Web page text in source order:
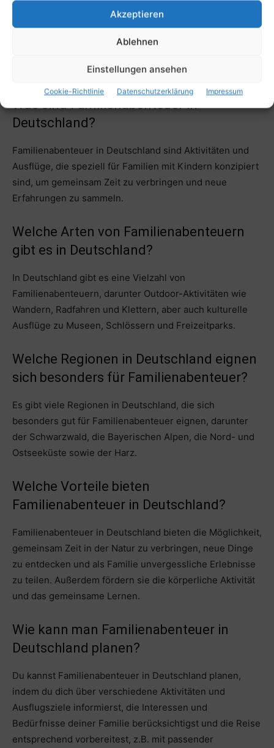
Akzeptieren
Ablehnen
Einstellungen ansehen
Cookie-Richtlinie Datenschutzerklärung Impressum
Wasser für unseren Körper. Viel Spaß beim Lesen!
findest du den Artikel.
Was sind Familienabenteuer in
Deutschland?
Familienabenteuer in Deutschland sind Aktivitäten und
Ausflüge, die speziell für Familien mit Kindern konzipiert
sind, um gemeinsam Zeit zu verbringen und neue
Erfahrungen zu sammeln.
Welche Arten von Familienabenteuern
gibt es in Deutschland?
In Deutschland gibt es eine Vielzahl von
Familienabenteuern, darunter Outdoor-Aktivitäten wie
Wandern, Radfahren und Klettern, aber auch kulturelle
Ausflüge zu Museen, Schlössern und Freizeitparks.
Welche Regionen in Deutschland eignen
sich besonders für Familienabenteuer?
Es gibt viele Regionen in Deutschland, die sich
besonders gut für Familienabenteuer eignen, darunter
der Schwarzwald, die Bayerischen Alpen, die Nord- und
Ostseeküste sowie der Harz.
Welche Vorteile bieten
Familienabenteuer in Deutschland?
Familienabenteuer in Deutschland bieten die Möglichkeit,
gemeinsam Zeit in der Natur zu verbringen, neue Dinge
zu entdecken und als Familie unvergessliche Erlebnisse
zu teilen. Außerdem fördern sie die körperliche Aktivität
und das gemeinsame Lernen.
Wie kann man Familienabenteuer in
Deutschland planen?
Du kannst Familienabenteuer in Deutschland planen,
indem du dich über verschiedene Aktivitäten und
Ausflugsziele informierst, die Interessen und
Bedürfnisse deiner Familie berücksichtigst und die Reise
entsprechend vorbereitest, z.B. mit passender